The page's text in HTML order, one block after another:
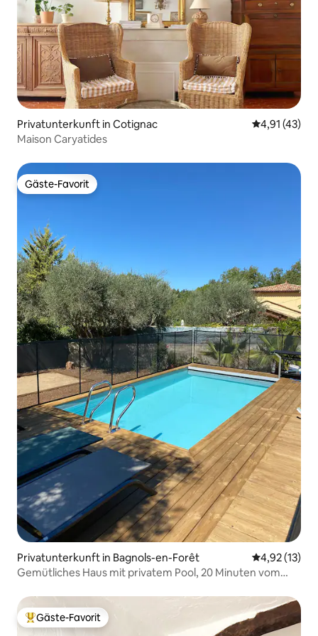
Privatunterkunft in Cotignac
4,91 (43)
Maison Caryatides
Gäste-Favorit
Gäste-Favorit
Privatunterkunft in Bagnols-en-Forêt
4,92 (13)
Gemütliches Haus mit privatem Pool, 20 Minuten vom
Beliebter Gäste-Favorit.
Gäste-Favorit